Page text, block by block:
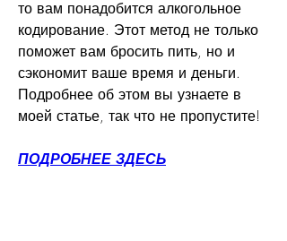
то вам понадобится алкогольное
кодирование. Этот метод не только
поможет вам бросить пить, но и
сэкономит ваше время и деньги.
Подробнее об этом вы узнаете в
моей статье, так что не пропустите!
ПОДРОБНЕЕ ЗДЕСЬ